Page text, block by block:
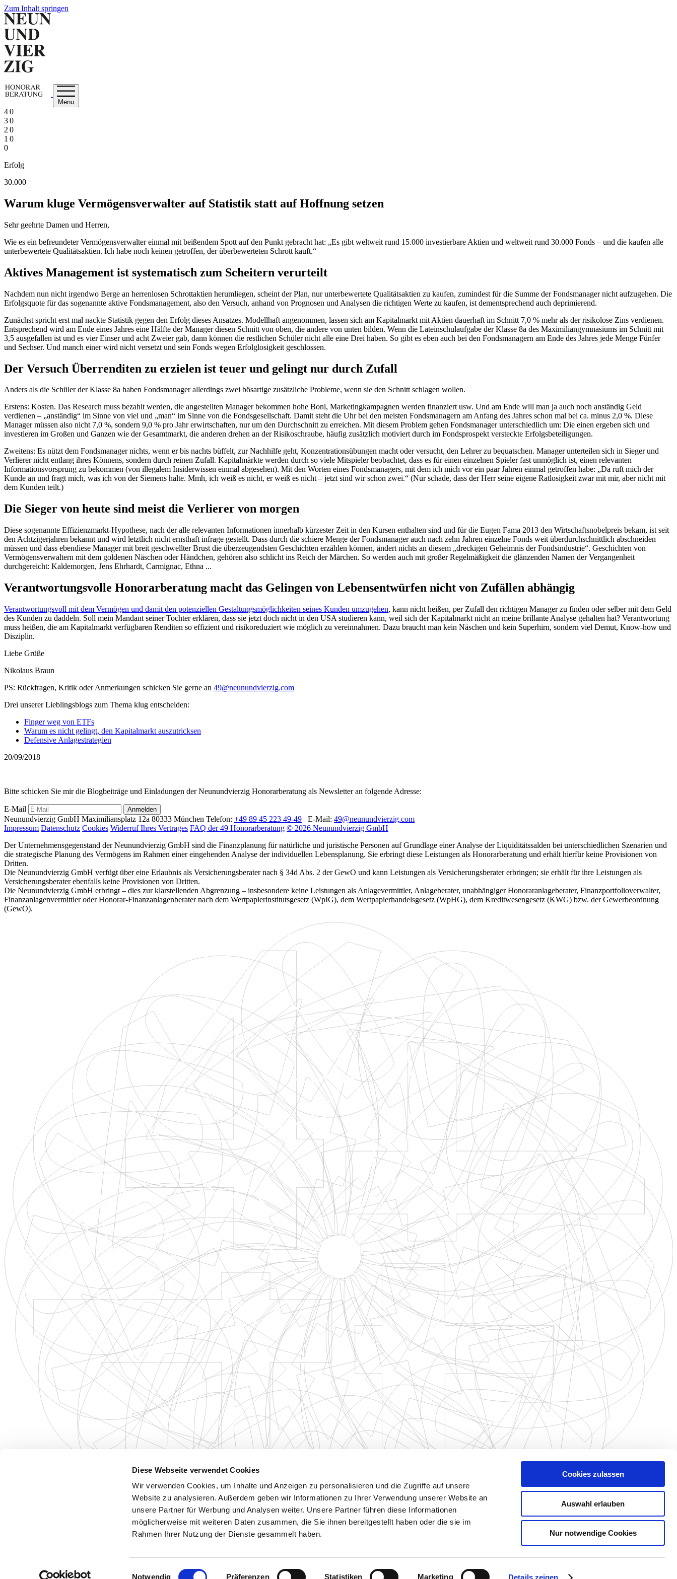
Diese Webseite verwendet Cookies
Wir verwenden Cookies, um Inhalte und Anzeigen zu personalisieren und die Zugriffe auf unsere
Website zu analysieren. Außerdem geben wir Informationen zu Ihrer Verwendung unserer Website an
unsere Partner für Werbung und Analysen weiter. Unsere Partner führen diese Informationen
möglicherweise mit weiteren Daten zusammen, die Sie ihnen bereitgestellt haben oder die sie im
Rahmen Ihrer Nutzung der Dienste gesammelt haben.
Einwilligungsauswahl
Notwendig Präferenzen Statistiken Marketing Details zeigen
Cookies zulassen
Auswahl erlauben
Nur notwendige Cookies
Zum Inhalt springen
Menu
4 0
3 0
2 0
1 0
0
Erfolg
30.000
Warum kluge Vermögensverwalter auf Statistik statt auf Hoffnung setzen
Sehr geehrte Damen und Herren,
Wie es ein befreundeter Vermögensverwalter einmal mit beißendem Spott auf den Punkt gebracht hat: „Es gibt weltweit rund 15.000 investierbare Aktien und weltweit rund 30.000 Fonds – und die kaufen alle
unterbewertete Qualitätsaktien. Ich habe noch keinen getroffen, der überbewerteten Schrott kauft.“
Aktives Management ist systematisch zum Scheitern verurteilt
Nachdem nun nicht irgendwo Berge an herrenlosen Schrottaktien herumliegen, scheint der Plan, nur unterbewertete Qualitätsaktien zu kaufen, zumindest für die Summe der Fondsmanager nicht aufzugehen. Die
Erfolgsquote für das sogenannte aktive Fondsmanagement, also den Versuch, anhand von Prognosen und Analysen die richtigen Werte zu kaufen, ist dementsprechend auch deprimierend.
Zunächst spricht erst mal nackte Statistik gegen den Erfolg dieses Ansatzes. Modellhaft angenommen, lassen sich am Kapitalmarkt mit Aktien dauerhaft im Schnitt 7,0 % mehr als der risikolose Zins verdienen.
Entsprechend wird am Ende eines Jahres eine Hälfte der Manager diesen Schnitt von oben, die andere von unten bilden. Wenn die Lateinschulaufgabe der Klasse 8a des Maximiliangymnasiums im Schnitt mit
3,5 ausgefallen ist und es vier Einser und acht Zweier gab, dann können die restlichen Schüler nicht alle eine Drei haben. So gibt es eben auch bei den Fondsmanagern am Ende des Jahres jede Menge Fünfer
und Sechser. Und manch einer wird nicht versetzt und sein Fonds wegen Erfolglosigkeit geschlossen.
Der Versuch Überrenditen zu erzielen ist teuer und gelingt nur durch Zufall
Anders als die Schüler der Klasse 8a haben Fondsmanager allerdings zwei bösartige zusätzliche Probleme, wenn sie den Schnitt schlagen wollen.
Erstens: Kosten. Das Research muss bezahlt werden, die angestellten Manager bekommen hohe Boni, Marketingkampagnen werden finanziert usw. Und am Ende will man ja auch noch anständig Geld
verdienen – „anständig“ im Sinne von viel und „man“ im Sinne von die Fondsgesellschaft. Damit steht die Uhr bei den meisten Fondsmanagern am Anfang des Jahres schon mal bei ca. minus 2,0 %. Diese
Manager müssen also nicht 7,0 %, sondern 9,0 % pro Jahr erwirtschaften, nur um den Durchschnitt zu erreichen. Mit diesem Problem gehen Fondsmanager unterschiedlich um: Die einen ergeben sich und
investieren im Großen und Ganzen wie der Gesamtmarkt, die anderen drehen an der Risikoschraube, häufig zusätzlich motiviert durch im Fondsprospekt versteckte Erfolgsbeteiligungen.
Zweitens: Es nützt dem Fondsmanager nichts, wenn er bis nachts büffelt, zur Nachhilfe geht, Konzentrationsübungen macht oder versucht, den Lehrer zu bequatschen. Manager unterteilen sich in Sieger und
Verlierer nicht entlang ihres Könnens, sondern durch reinen Zufall. Kapitalmärkte werden durch so viele Mitspieler beobachtet, dass es für einen einzelnen Spieler fast unmöglich ist, einen relevanten
Informationsvorsprung zu bekommen (von illegalem Insiderwissen einmal abgesehen). Mit den Worten eines Fondsmanagers, mit dem ich mich vor ein paar Jahren einmal getroffen habe: „Da ruft mich der
Kunde an und fragt mich, was ich von der Siemens halte. Mmh, ich weiß es nicht, er weiß es nicht ‒ jetzt sind wir schon zwei.“ (Nur schade, dass der Herr seine eigene Ratlosigkeit zwar mit mir, aber nicht mit
dem Kunden teilt.)
Die Sieger von heute sind meist die Verlierer von morgen
Diese sogenannte Effizienzmarkt-Hypothese, nach der alle relevanten Informationen innerhalb kürzester Zeit in den Kursen enthalten sind und für die Eugen Fama 2013 den Wirtschaftsnobelpreis bekam, ist seit
den Achtzigerjahren bekannt und wird letztlich nicht ernsthaft infrage gestellt. Dass durch die schiere Menge der Fondsmanager auch nach zehn Jahren einzelne Fonds weit überdurchschnittlich abschneiden
müssen und dass ebendiese Manager mit breit geschwellter Brust die überzeugendsten Geschichten erzählen können, ändert nichts an diesem „dreckigen Geheimnis der Fondsindustrie“. Geschichten von
Vermögensverwaltern mit dem goldenen Näschen oder Händchen, gehören also schlicht ins Reich der Märchen. So werden auch mit großer Regelmäßigkeit die glänzenden Namen der Vergangenheit
durchgereicht: Kaldemorgen, Jens Ehrhardt, Carmignac, Ethna ...
Verantwortungsvolle Honorarberatung macht das Gelingen von Lebensentwürfen nicht von Zufällen abhängig
Verantwortungsvoll mit dem Vermögen und damit den potenziellen Gestaltungsmöglichkeiten seines Kunden umzugehen, kann nicht heißen, per Zufall den richtigen Manager zu finden oder selber mit dem Geld
des Kunden zu daddeln. Soll mein Mandant seiner Tochter erklären, dass sie jetzt doch nicht in den USA studieren kann, weil sich der Kapitalmarkt nicht an meine brillante Analyse gehalten hat? Verantwortung
muss heißen, die am Kapitalmarkt verfügbaren Renditen so effizient und risikoreduziert wie möglich zu vereinnahmen. Dazu braucht man kein Näschen und kein Superhirn, sondern viel Demut, Know-how und
Disziplin.
Liebe Grüße
Nikolaus Braun
PS: Rückfragen, Kritik oder Anmerkungen schicken Sie gerne an 49@neunundvierzig.com
Drei unserer Lieblingsblogs zum Thema klug entscheiden:
Finger weg von ETFs
Warum es nicht gelingt, den Kapitalmarkt auszutricksen
Defensive Anlagestrategien
20/09/2018
Bitte schicken Sie mir die Blogbeiträge und Einladungen der Neunundvierzig Honorarberatung als Newsletter an folgende Adresse:
E-Mail Anmelden
Neunundvierzig GmbH Maximiliansplatz 12a 80333 München Telefon: +49 89 45 223 49-49 E-Mail: 49@neunundvierzig.com
Impressum Datenschutz Cookies Widerruf Ihres Vertrages FAQ der 49 Honorarberatung © 2026 Neunundvierzig GmbH
Der Unternehmensgegenstand der Neunundvierzig GmbH sind die Finanzplanung für natürliche und juristische Personen auf Grundlage einer Analyse der Liquiditätssalden bei unterschiedlichen Szenarien und
die strategische Planung des Vermögens im Rahmen einer eingehenden Analyse der individuellen Lebensplanung. Sie erbringt diese Leistungen als Honorarberatung und erhält hierfür keine Provisionen von
Dritten.
Die Neunundvierzig GmbH verfügt über eine Erlaubnis als Versicherungsberater nach § 34d Abs. 2 der GewO und kann Leistungen als Versicherungsberater erbringen; sie erhält für ihre Leistungen als
Versicherungsberater ebenfalls keine Provisionen von Dritten.
Die Neunundvierzig GmbH erbringt – dies zur klarstellenden Abgrenzung – insbesondere keine Leistungen als Anlagevermittler, Anlageberater, unabhängiger Honoraranlageberater, Finanzportfolioverwalter,
Finanzanlagenvermittler oder Honorar-Finanzanlagenberater nach dem Wertpapierinstitutsgesetz (WpIG), dem Wertpapierhandelsgesetz (WpHG), dem Kreditwesengesetz (KWG) bzw. der Gewerbeordnung
(GewO).